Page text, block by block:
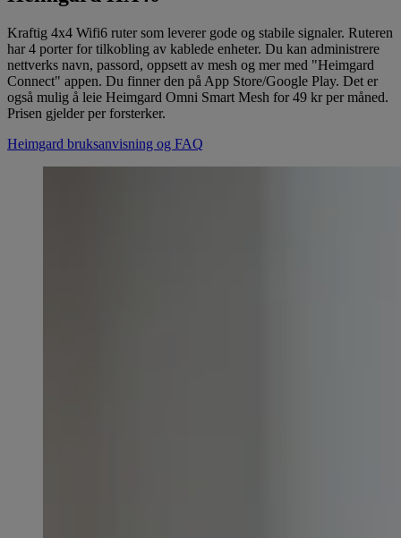
Kraftig 4x4 Wifi6 ruter som leverer gode og stabile signaler. Ruteren
har 4 porter for tilkobling av kablede enheter. Du kan administrere
nettverks navn, passord, oppsett av mesh og mer med "Heimgard
Connect" appen. Du finner den på App Store/Google Play. Det er
også mulig å leie Heimgard Omni Smart Mesh for 49 kr per måned.
Prisen gjelder per forsterker.
Heimgard bruksanvisning og FAQ